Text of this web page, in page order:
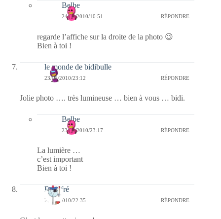
Belbe
24/01/2010/10:51 RÉPONDRE
regarde l’affiche sur la droite de la photo 😉
Bien à toi !
le monde de bidibulle
23/01/2010/23:12 RÉPONDRE
Jolie photo …. très lumineuse … bien à vous … bidi.
Belbe
23/01/2010/23:17 RÉPONDRE
La lumière …
c’est important
Bien à toi !
Rozéfré
23/01/2010/22:35 RÉPONDRE